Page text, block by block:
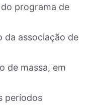
programa de
da associação de
de massa, em
períodos